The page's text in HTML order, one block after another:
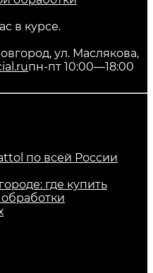
в курсе.
ул. Маслякова,
пн-пт 10:00—18:00
по всей России
где купить